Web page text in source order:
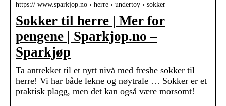
https:// www.sparkjop.no › herre › undertoy › sokker
Sokker til herre | Mer for
pengene | Sparkjop.no –
Sparkjøp
Ta antrekket til et nytt nivå med freshe sokker til
herre! Vi har både lekne og nøytrale … Sokker er et
praktisk plagg, men det kan også være morsomt!